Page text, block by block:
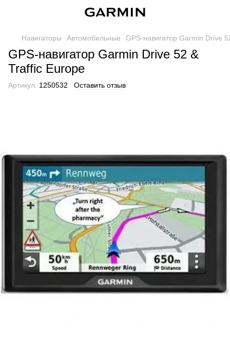
Навигаторы Автомобильные GPS-навигатор Garmin Drive
GPS-навигатор Garmin Drive 52 &
Traffic Europe
Артикул: 1250532 Оставить отзыв